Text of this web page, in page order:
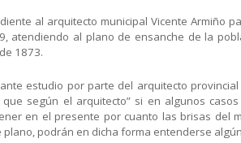
al arquitecto municipal Vicente Armiño
atendiendo al plano de ensanche de la
1873.
estudio por parte del arquitecto
según el arquitecto” si en algunos
en el presente por cuanto las brisas
podrán en dicha forma entenderse